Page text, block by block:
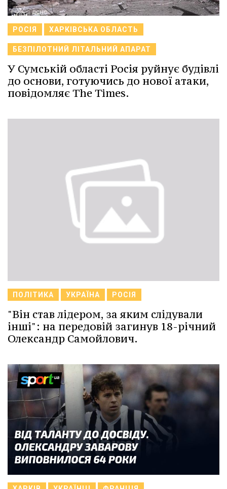
РОСІЯ ХАРКІВСЬКА ОБЛАСТЬ
БЕЗПІЛОТНИЙ ЛІТАЛЬНИЙ АПАРАТ
У Сумській області Росія руйнує будівлі
до основи, готуючись до нової атаки,
повідомляє The Times.
ПОЛІТИКА УКРАЇНА РОСІЯ
"Він став лідером, за яким слідували
інші": на передовій загинув 18-річний
Олександр Самойлович.